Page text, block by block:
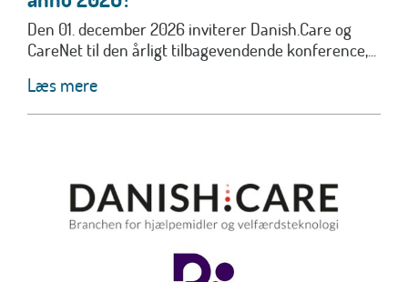
Den 01. december 2026 inviterer Danish.Care og
CareNet til den årligt tilbagevendende konference,...
Læs mere